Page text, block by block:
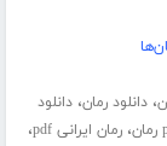
،دانلود رمان،دانلود
،رمان ایرانی pdf ،